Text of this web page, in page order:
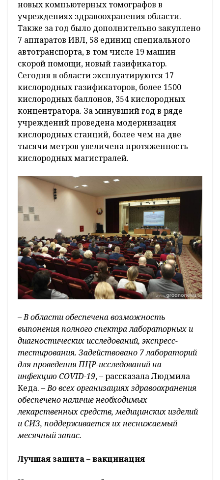
новых компьютерных томографов в
учреждениях здравоохранения области.
Также за год было дополнительно закуплено
7 аппаратов ИВЛ, 58 единиц специального
автотранспорта, в том числе 19 машин
скорой помощи, новый газификатор.
Сегодня в области эксплуатируются 17
кислородных газификаторов, более 1500
кислородных баллонов, 354 кислородных
концентратора. За минувший год в ряде
учреждений проведена модернизация
кислородных станций, более чем на две
тысячи метров увеличена протяженность
кислородных магистралей.
–В области обеспечена возможность
выпонения полного спектра лабораторных и
диагностических исследований, экспресс-
тестирования. Задействовано 7 лабораторий
для проведения ПЦР-исследований на
инфекцию COVID-19, – рассказала Людмила
Кеда. –Во всех организациях здравоохранения
обеспечено наличие необходимых
лекарственных средств, медицинских изделий
и СИЗ, поддерживается их неснижаемый
месячный запас.
Лучшая зашита – вакцинация